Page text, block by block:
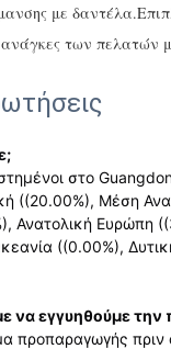
με
των πελατών
στο
((20.00%), Μέση
Ανατολική Ευρώπη
((0.00%),
να εγγυηθούμε την
προπαραγωγής πριν